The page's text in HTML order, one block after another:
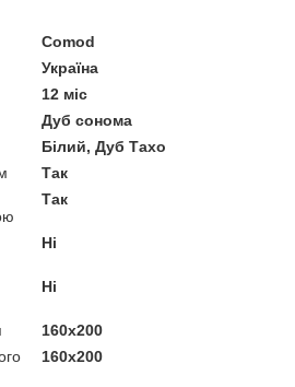
Comod
Україна
12 міс
Дуб сонома
Білий, Дуб Тахо
Так
Так
Ні
Ні
160х200
160х200